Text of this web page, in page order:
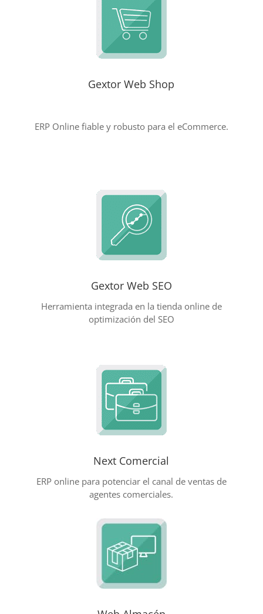
Gextor Web Shop
ERP Online fiable y robusto para el eCommerce.
Gextor Web SEO
Herramienta integrada en la tienda online de
optimización del SEO
Next Comercial
ERP online para potenciar el canal de ventas de
agentes comerciales.